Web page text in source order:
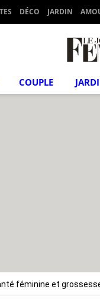
DÉCO JARDIN
COUPLE
féminine et